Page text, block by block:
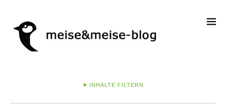
INHALTE FILTERN